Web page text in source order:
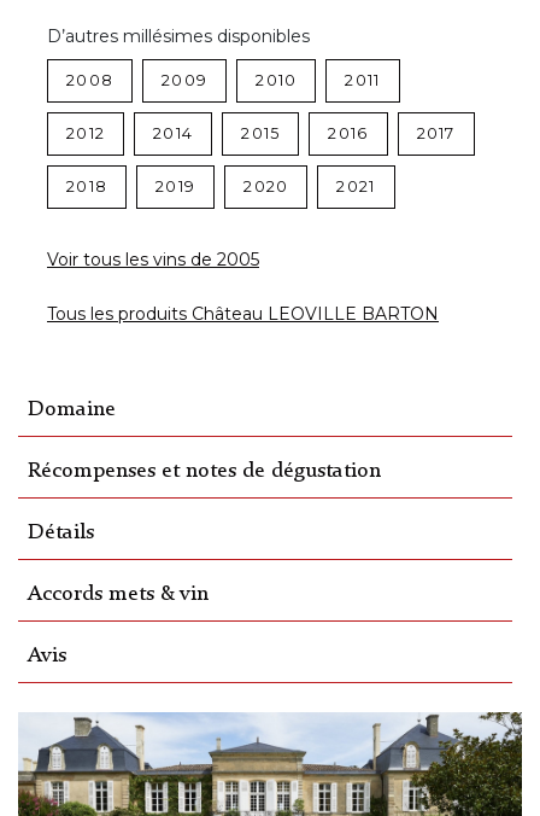
D’autres millésimes disponibles
2008 2009 2010 2011
2012 2014 2015 2016 2017
2018 2019 2020 2021
Voir tous les vins de 2005
Tous les produits Château LEOVILLE BARTON
Domaine
Récompenses et notes de dégustation
Détails
Accords mets & vin
Avis